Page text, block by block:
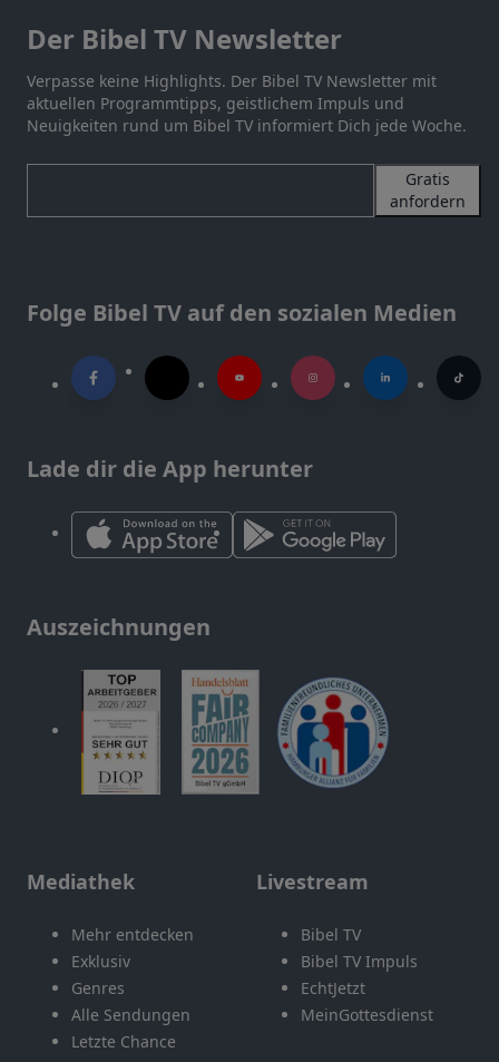
Der Bibel TV Newsletter
Verpasse keine Highlights. Der Bibel TV Newsletter mit
aktuellen Programmtipps, geistlichem Impuls und
Neuigkeiten rund um Bibel TV informiert Dich jede Woche.
Gratis
anfordern
Folge Bibel TV auf den sozialen Medien
Lade dir die App herunter
Auszeichnungen
Mediathek
Mehr entdecken
Exklusiv
Genres
Alle Sendungen
Letzte Chance
Livestream
Bibel TV
Bibel TV Impuls
EchtJetzt
MeinGottesdienst